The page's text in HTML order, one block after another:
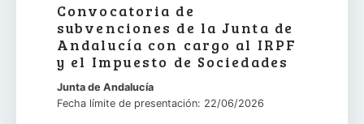
Convocatoria de
subvenciones de la Junta de
Andalucía con cargo al IRPF
y el Impuesto de Sociedades
Junta de Andalucía
Fecha límite de presentación: 22/06/2026